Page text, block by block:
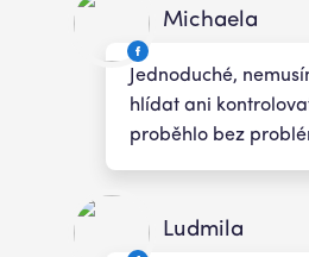
Michaela
Jednoduché,
hlídat ani
proběhlo bez
Ludmila